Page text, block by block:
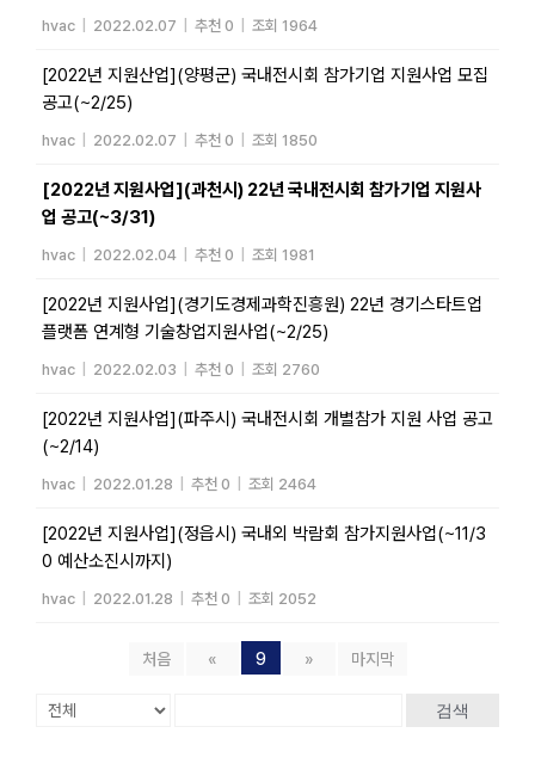
hvac 2022.02.07 추천 0 조회 1964
[2022년 지원산업](양평군) 국내전시회 참가기업 지원사업 모집
공고(~2/25)
hvac 2022.02.07 추천 0 조회 1850
[2022년 지원사업](과천시) 22년 국내전시회 참가기업 지원사
업 공고(~3/31)
hvac 2022.02.04 추천 0 조회 1981
[2022년 지원사업](경기도경제과학진흥원) 22년 경기스타트업
플랫폼 연계형 기술창업지원사업(~2/25)
hvac 2022.02.03 추천 0 조회 2760
[2022년 지원사업](파주시) 국내전시회 개별참가 지원 사업 공고
(~2/14)
hvac 2022.01.28 추천 0 조회 2464
[2022년 지원사업](정읍시) 국내외 박람회 참가지원사업(~11/3
0 예산소진시까지)
hvac 2022.01.28 추천 0 조회 2052
처음 « 9 » 마지막
검색